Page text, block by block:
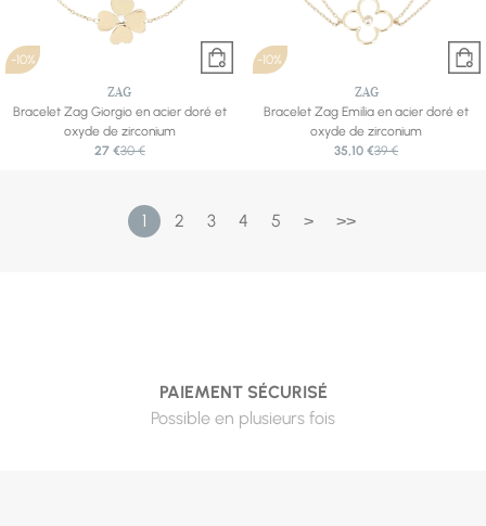
-10%
ZAG
Bracelet Zag Giorgio en acier doré et
oxyde de zirconium
27 €30 €
-10%
ZAG
Bracelet Zag Emilia en acier doré et
oxyde de zirconium
35,10 €39 €
1 2 3 4 5 > >>
PAIEMENT SÉCURISÉ
Possible en plusieurs fois